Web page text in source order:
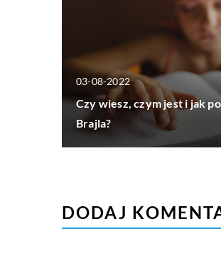
03-08-2022
Czy wiesz, czym jest i jak
Brajla?
DODAJ